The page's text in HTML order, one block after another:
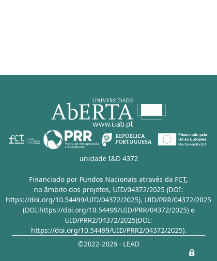
unidade I&D 4372
Financiado por Fundos Nacionais através da FCT,
no âmbito dos projetos, UID/04372/2025 (DOI:
https://doi.org/10.54499/UID/04372/2025), UID/PRR/04372/2025
(DOI:https://doi.org/10.54499/UID/PRR/04372/2025)e
UID/PRR2/04372/2025(DOI:
https://doi.org/10.54499/UID/PRR2/04372/2025).
©2022-2026 · LEAD